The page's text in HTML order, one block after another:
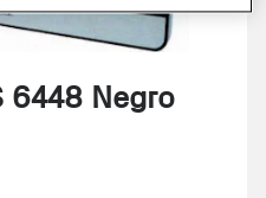
6448 Negro